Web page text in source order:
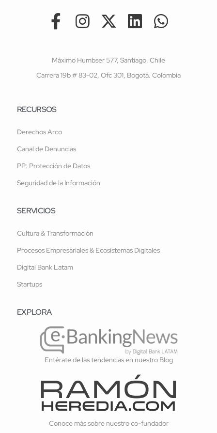
Máximo Humbser 577, Santiago. Chile
Carrera 19b # 83-02, Ofc 301, Bogotá. Colombia
RECURSOS
Derechos Arco
Canal de Denuncias
PP: Protección de Datos
Seguridad de la Información
SERVICIOS
Cultura & Transformación
Procesos Empresariales & Ecosistemas Digitales
Digital Bank Latam
Startups
EXPLORA
Entérate de las tendencias en nuestro Blog
Conoce más sobre nuestro co-fundador